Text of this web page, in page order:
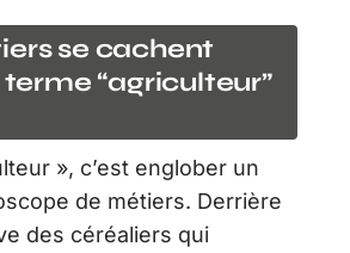
se cachent
“agriculteur”
», c’est englober un
de métiers. Derrière
des céréaliers qui